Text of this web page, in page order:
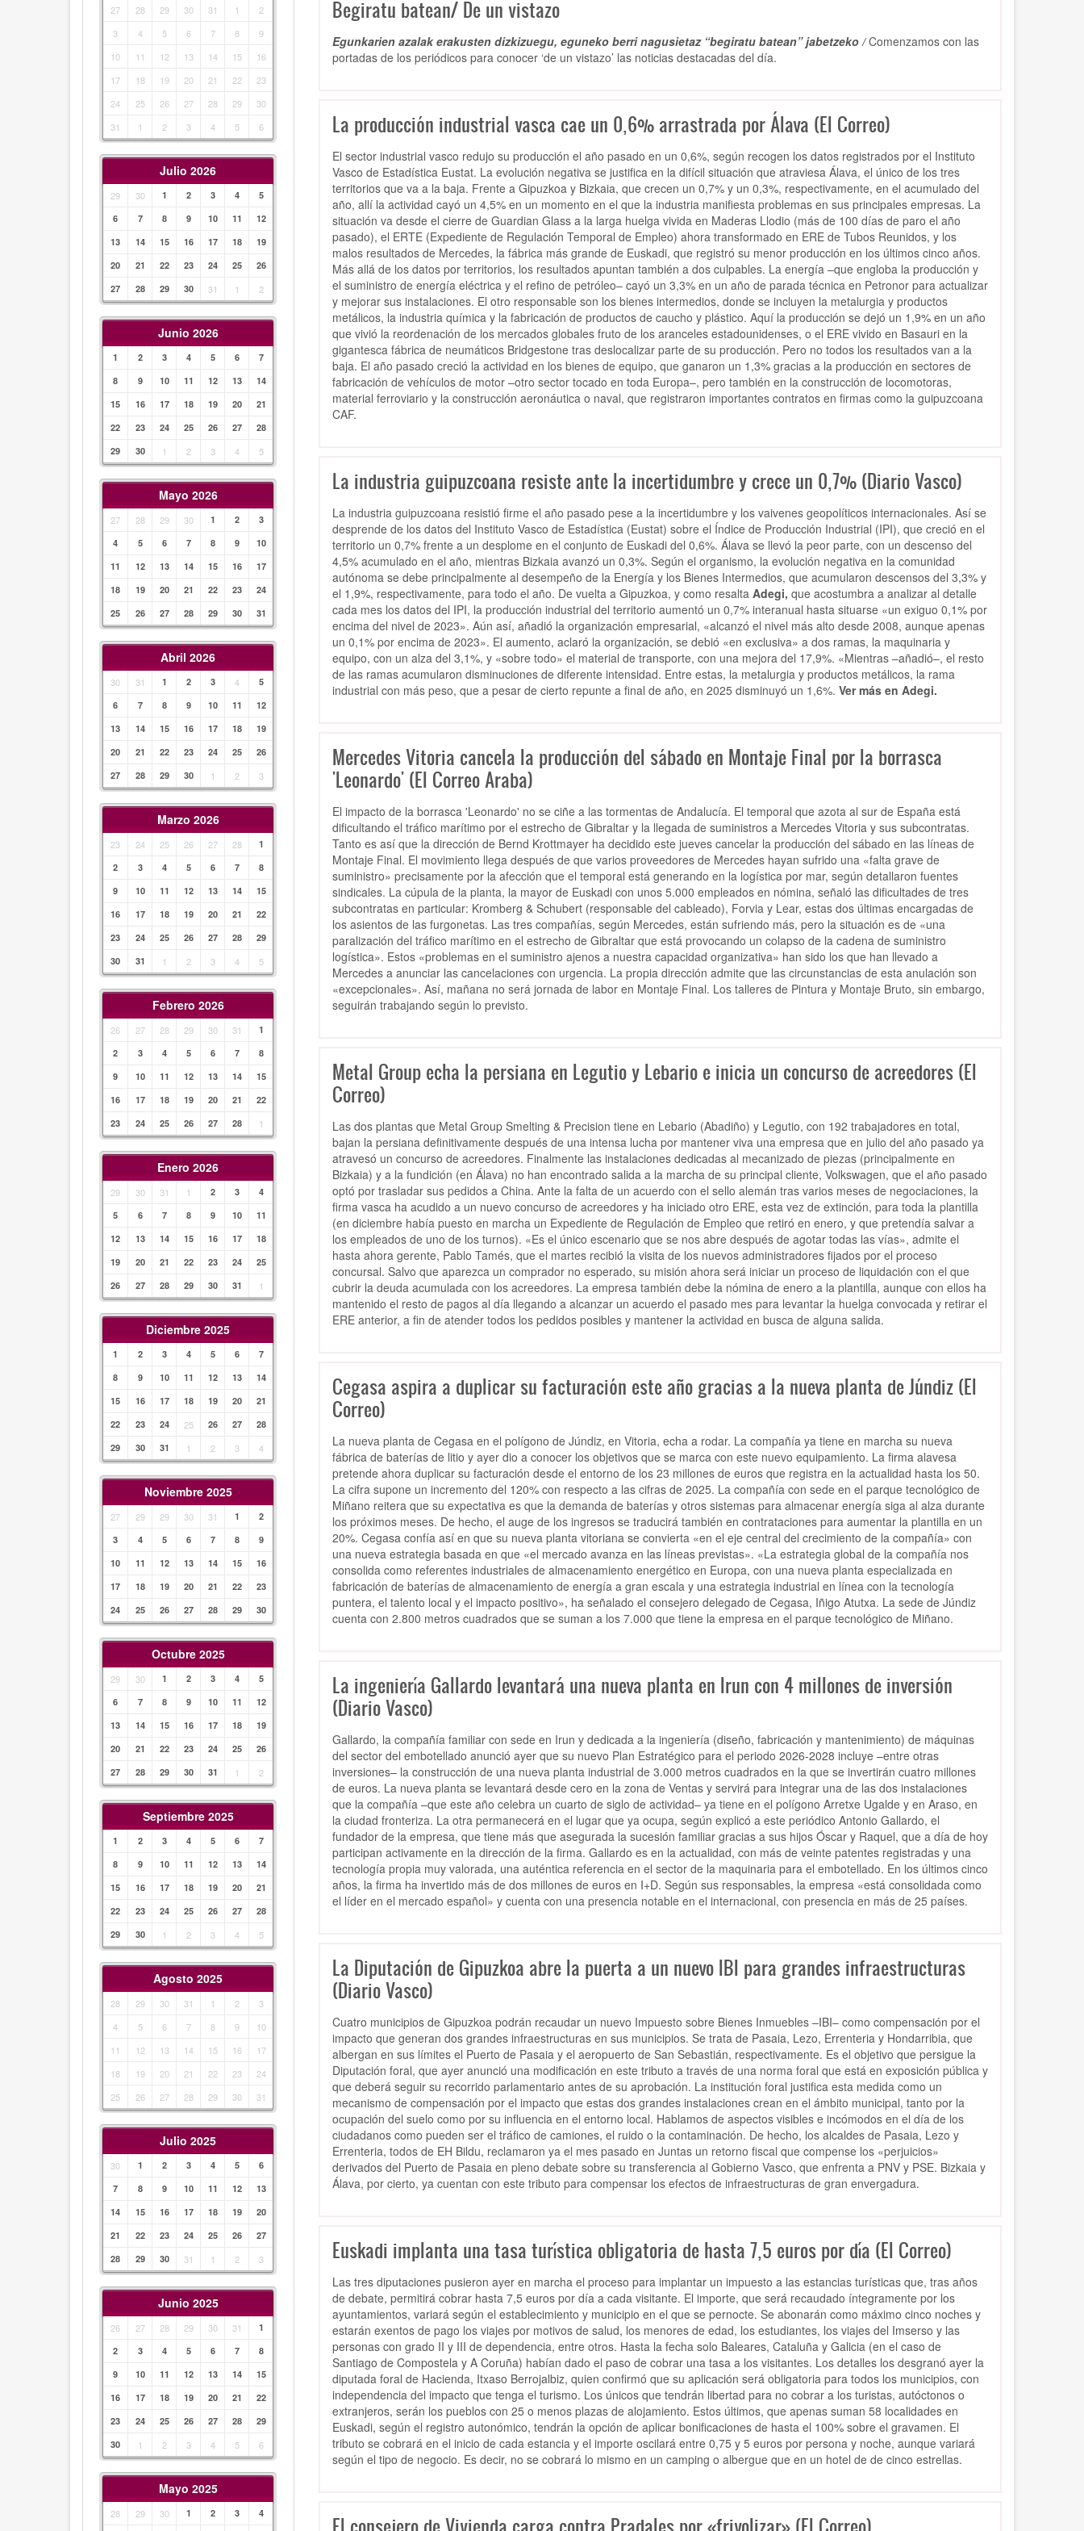
27 28 29 30 31 1
2
3
4 5 6 7 8
9
10
11 12 13 14 15
16
17
18 19 20 21 22
23
24
25 26 27 28 29
30
31
1 2 3 4 5 6
Julio 2026
29 30 1 2 3 4
5
6
7 8 9 10 11
12
13
14 15 16 17 18
19
20
21 22 23 24 25
26
27
28 29 30 31 1 2
Junio 2026
1 2 3 4 5 6
7
8
9 10 11 12 13
14
15
16 17 18 19 20
21
22
23 24 25 26 27
28
29
30 1 2 3 4 5
Mayo 2026
27 28 29 30 1 2
3
4
5 6 7 8 9
10
11
12 13 14 15 16
17
18
19 20 21 22 23
24
25
26 27 28 29 30 31
Abril 2026
30 31 1 2 3 4
5
6
7 8 9 10 11
12
13
14 15 16 17 18
19
20
21 22 23 24 25
26
27
28 29 30 1 2 3
Marzo 2026
23 24 25 26 27 28
1
2
3 4 5 6 7
8
9
10 11 12 13 14
15
16
17 18 19 20 21
22
23
24 25 26 27 28
29
30
31 1 2 3 4 5
Febrero 2026
26 27 28 29 30 31
1
2
3 4 5 6 7
8
9
10 11 12 13 14
15
16
17 18 19 20 21
22
23
24 25 26 27 28 1
Enero 2026
29 30 31 1 2 3
4
5
6 7 8 9 10
11
12
13 14 15 16 17
18
19
20 21 22 23 24
25
26
27 28 29 30 31 1
Diciembre 2025
1 2 3 4 5 6
7
8
9 10 11 12 13
14
15
16 17 18 19 20
21
22
23 24 25 26 27
28
29
30 31 1 2 3 4
Noviembre 2025
27 29 29 30 31 1
2
3
4 5 6 7 8
9
10
11 12 13 14 15
16
17
18 19 20 21 22
23
24
25 26 27 28 29 30
Octubre 2025
29 30 1 2 3 4
5
6
7 8 9 10 11
12
13
14 15 16 17 18
19
20
21 22 23 24 25
26
27
28 29 30 31 1 2
Septiembre 2025
1 2 3 4 5 6
7
8
9 10 11 12 13
14
15
16 17 18 19 20
21
22
23 24 25 26 27
28
29
30 1 2 3 4 5
Agosto 2025
28 29 30 31 1 2
3
4
5 6 7 8 9
10
11
12 13 14 15 16
17
18
19 20 21 22 23
24
25
26 27 28 29 30 31
Julio 2025
30 1 2 3 4 5
6
7
8 9 10 11 12
13
14
15 16 17 18 19
20
21
22 23 24 25 26
27
28
29 30 31 1 2 3
Junio 2025
26 27 28 29 30 31
1
2
3 4 5 6 7
8
9
10 11 12 13 14
15
16
17 18 19 20 21
22
23
24 25 26 27 28
29
30
1 2 3 4 5 6
Mayo 2025
28 29 30 1 2 3
4
Begiratu batean/ De un vistazo
Egunkarien azalak erakusten dizkizuegu, eguneko berri nagusietaz “begiratu batean” jabetzeko /Comenzamos con las
portadas de los periódicos para conocer ‘de un vistazo’ las noticias destacadas del día.
La producción industrial vasca cae un 0,6% arrastrada por Álava (El Correo)
El sector industrial vasco redujo su producción el año pasado en un 0,6%, según recogen los datos registrados por el Instituto
Vasco de Estadística Eustat. La evolución negativa se justifica en la difícil situación que atraviesa Álava, el único de los tres
territorios que va a la baja. Frente a Gipuzkoa y Bizkaia, que crecen un 0,7% y un 0,3%, respectivamente, en el acumulado del
año, allí la actividad cayó un 4,5% en un momento en el que la industria manifiesta problemas en sus principales empresas. La
situación va desde el cierre de Guardian Glass a la larga huelga vivida en Maderas Llodio (más de 100 días de paro el año
pasado), el ERTE (Expediente de Regulación Temporal de Empleo) ahora transformado en ERE de Tubos Reunidos, y los
malos resultados de Mercedes, la fábrica más grande de Euskadi, que registró su menor producción en los últimos cinco años.
Más allá de los datos por territorios, los resultados apuntan también a dos culpables. La energía –que engloba la producción y
el suministro de energía eléctrica y el refino de petróleo– cayó un 3,3% en un año de parada técnica en Petronor para actualizar
y mejorar sus instalaciones. El otro responsable son los bienes intermedios, donde se incluyen la metalurgia y productos
metálicos, la industria química y la fabricación de productos de caucho y plástico. Aquí la producción se dejó un 1,9% en un año
que vivió la reordenación de los mercados globales fruto de los aranceles estadounidenses, o el ERE vivido en Basauri en la
gigantesca fábrica de neumáticos Bridgestone tras deslocalizar parte de su producción. Pero no todos los resultados van a la
baja. El año pasado creció la actividad en los bienes de equipo, que ganaron un 1,3% gracias a la producción en sectores de
fabricación de vehículos de motor –otro sector tocado en toda Europa–, pero también en la construcción de locomotoras,
material ferroviario y la construcción aeronáutica o naval, que registraron importantes contratos en firmas como la guipuzcoana
CAF.
La industria guipuzcoana resiste ante la incertidumbre y crece un 0,7% (Diario Vasco)
La industria guipuzcoana resistió firme el año pasado pese a la incertidumbre y los vaivenes geopolíticos internacionales. Así se
desprende de los datos del Instituto Vasco de Estadística (Eustat) sobre el Índice de Producción Industrial (IPI), que creció en el
territorio un 0,7% frente a un desplome en el conjunto de Euskadi del 0,6%. Álava se llevó la peor parte, con un descenso del
4,5% acumulado en el año, mientras Bizkaia avanzó un 0,3%. Según el organismo, la evolución negativa en la comunidad
autónoma se debe principalmente al desempeño de la Energía y los Bienes Intermedios, que acumularon descensos del 3,3% y
el 1,9%, respectivamente, para todo el año. De vuelta a Gipuzkoa, y como resalta Adegi, que acostumbra a analizar al detalle
cada mes los datos del IPI, la producción industrial del territorio aumentó un 0,7% interanual hasta situarse «un exiguo 0,1% por
encima del nivel de 2023». Aún así, añadió la organización empresarial, «alcanzó el nivel más alto desde 2008, aunque apenas
un 0,1% por encima de 2023». El aumento, aclaró la organización, se debió «en exclusiva» a dos ramas, la maquinaria y
equipo, con un alza del 3,1%, y «sobre todo» el material de transporte, con una mejora del 17,9%. «Mientras –añadió–, el resto
de las ramas acumularon disminuciones de diferente intensidad. Entre estas, la metalurgia y productos metálicos, la rama
industrial con más peso, que a pesar de cierto repunte a final de año, en 2025 disminuyó un 1,6%. Ver más en Adegi.
Mercedes Vitoria cancela la producción del sábado en Montaje Final por la borrasca
'Leonardo' (El Correo Araba)
El impacto de la borrasca 'Leonardo' no se ciñe a las tormentas de Andalucía. El temporal que azota al sur de España está
dificultando el tráfico marítimo por el estrecho de Gibraltar y la llegada de suministros a Mercedes Vitoria y sus subcontratas.
Tanto es así que la dirección de Bernd Krottmayer ha decidido este jueves cancelar la producción del sábado en las líneas de
Montaje Final. El movimiento llega después de que varios proveedores de Mercedes hayan sufrido una «falta grave de
suministro» precisamente por la afección que el temporal está generando en la logística por mar, según detallaron fuentes
sindicales. La cúpula de la planta, la mayor de Euskadi con unos 5.000 empleados en nómina, señaló las dificultades de tres
subcontratas en particular: Kromberg & Schubert (responsable del cableado), Forvia y Lear, estas dos últimas encargadas de
los asientos de las furgonetas. Las tres compañías, según Mercedes, están sufriendo más, pero la situación es de «una
paralización del tráfico marítimo en el estrecho de Gibraltar que está provocando un colapso de la cadena de suministro
logística». Estos «problemas en el suministro ajenos a nuestra capacidad organizativa» han sido los que han llevado a
Mercedes a anunciar las cancelaciones con urgencia. La propia dirección admite que las circunstancias de esta anulación son
«excepcionales». Así, mañana no será jornada de labor en Montaje Final. Los talleres de Pintura y Montaje Bruto, sin embargo,
seguirán trabajando según lo previsto.
Metal Group echa la persiana en Legutio y Lebario e inicia un concurso de acreedores (El
Correo)
Las dos plantas que Metal Group Smelting & Precision tiene en Lebario (Abadiño) y Legutio, con 192 trabajadores en total,
bajan la persiana definitivamente después de una intensa lucha por mantener viva una empresa que en julio del año pasado ya
atravesó un concurso de acreedores. Finalmente las instalaciones dedicadas al mecanizado de piezas (principalmente en
Bizkaia) y a la fundición (en Álava) no han encontrado salida a la marcha de su principal cliente, Volkswagen, que el año pasado
optó por trasladar sus pedidos a China. Ante la falta de un acuerdo con el sello alemán tras varios meses de negociaciones, la
firma vasca ha acudido a un nuevo concurso de acreedores y ha iniciado otro ERE, esta vez de extinción, para toda la plantilla
(en diciembre había puesto en marcha un Expediente de Regulación de Empleo que retiró en enero, y que pretendía salvar a
los empleados de uno de los turnos). «Es el único escenario que se nos abre después de agotar todas las vías», admite el
hasta ahora gerente, Pablo Tamés, que el martes recibió la visita de los nuevos administradores fijados por el proceso
concursal. Salvo que aparezca un comprador no esperado, su misión ahora será iniciar un proceso de liquidación con el que
cubrir la deuda acumulada con los acreedores. La empresa también debe la nómina de enero a la plantilla, aunque con ellos ha
mantenido el resto de pagos al día llegando a alcanzar un acuerdo el pasado mes para levantar la huelga convocada y retirar el
ERE anterior, a fin de atender todos los pedidos posibles y mantener la actividad en busca de alguna salida.
Cegasa aspira a duplicar su facturación este año gracias a la nueva planta de Júndiz (El
Correo)
La nueva planta de Cegasa en el polígono de Júndiz, en Vitoria, echa a rodar. La compañía ya tiene en marcha su nueva
fábrica de baterías de litio y ayer dio a conocer los objetivos que se marca con este nuevo equipamiento. La firma alavesa
pretende ahora duplicar su facturación desde el entorno de los 23 millones de euros que registra en la actualidad hasta los 50.
La cifra supone un incremento del 120% con respecto a las cifras de 2025. La compañía con sede en el parque tecnológico de
Miñano reitera que su expectativa es que la demanda de baterías y otros sistemas para almacenar energía siga al alza durante
los próximos meses. De hecho, el auge de los ingresos se traducirá también en contrataciones para aumentar la plantilla en un
20%. Cegasa confía así en que su nueva planta vitoriana se convierta «en el eje central del crecimiento de la compañía» con
una nueva estrategia basada en que «el mercado avanza en las líneas previstas». «La estrategia global de la compañía nos
consolida como referentes industriales de almacenamiento energético en Europa, con una nueva planta especializada en
fabricación de baterías de almacenamiento de energía a gran escala y una estrategia industrial en línea con la tecnología
puntera, el talento local y el impacto positivo», ha señalado el consejero delegado de Cegasa, Iñigo Atutxa. La sede de Júndiz
cuenta con 2.800 metros cuadrados que se suman a los 7.000 que tiene la empresa en el parque tecnológico de Miñano.
La ingeniería Gallardo levantará una nueva planta en Irun con 4 millones de inversión
(Diario Vasco)
Gallardo, la compañía familiar con sede en Irun y dedicada a la ingeniería (diseño, fabricación y mantenimiento) de máquinas
del sector del embotellado anunció ayer que su nuevo Plan Estratégico para el periodo 2026-2028 incluye –entre otras
inversiones– la construcción de una nueva planta industrial de 3.000 metros cuadrados en la que se invertirán cuatro millones
de euros. La nueva planta se levantará desde cero en la zona de Ventas y servirá para integrar una de las dos instalaciones
que la compañía –que este año celebra un cuarto de siglo de actividad– ya tiene en el polígono Arretxe Ugalde y en Araso, en
la ciudad fronteriza. La otra permanecerá en el lugar que ya ocupa, según explicó a este periódico Antonio Gallardo, el
fundador de la empresa, que tiene más que asegurada la sucesión familiar gracias a sus hijos Óscar y Raquel, que a día de hoy
participan activamente en la dirección de la firma. Gallardo es en la actualidad, con más de veinte patentes registradas y una
tecnología propia muy valorada, una auténtica referencia en el sector de la maquinaria para el embotellado. En los últimos cinco
años, la firma ha invertido más de dos millones de euros en I+D. Según sus responsables, la empresa «está consolidada como
el líder en el mercado español» y cuenta con una presencia notable en el internacional, con presencia en más de 25 países.
La Diputación de Gipuzkoa abre la puerta a un nuevo IBI para grandes infraestructuras
(Diario Vasco)
Cuatro municipios de Gipuzkoa podrán recaudar un nuevo Impuesto sobre Bienes Inmuebles –IBI– como compensación por el
impacto que generan dos grandes infraestructuras en sus municipios. Se trata de Pasaia, Lezo, Errenteria y Hondarribia, que
albergan en sus límites el Puerto de Pasaia y el aeropuerto de San Sebastián, respectivamente. Es el objetivo que persigue la
Diputación foral, que ayer anunció una modificación en este tributo a través de una norma foral que está en exposición pública y
que deberá seguir su recorrido parlamentario antes de su aprobación. La institución foral justifica esta medida como un
mecanismo de compensación por el impacto que estas dos grandes instalaciones crean en el ámbito municipal, tanto por la
ocupación del suelo como por su influencia en el entorno local. Hablamos de aspectos visibles e incómodos en el día de los
ciudadanos como pueden ser el tráfico de camiones, el ruido o la contaminación. De hecho, los alcaldes de Pasaia, Lezo y
Errenteria, todos de EH Bildu, reclamaron ya el mes pasado en Juntas un retorno fiscal que compense los «perjuicios»
derivados del Puerto de Pasaia en pleno debate sobre su transferencia al Gobierno Vasco, que enfrenta a PNV y PSE. Bizkaia y
Álava, por cierto, ya cuentan con este tributo para compensar los efectos de infraestructuras de gran envergadura.
Euskadi implanta una tasa turística obligatoria de hasta 7,5 euros por día (El Correo)
Las tres diputaciones pusieron ayer en marcha el proceso para implantar un impuesto a las estancias turísticas que, tras años
de debate, permitirá cobrar hasta 7,5 euros por día a cada visitante. El importe, que será recaudado íntegramente por los
ayuntamientos, variará según el establecimiento y municipio en el que se pernocte. Se abonarán como máximo cinco noches y
estarán exentos de pago los viajes por motivos de salud, los menores de edad, los estudiantes, los viajes del Imserso y las
personas con grado II y III de dependencia, entre otros. Hasta la fecha solo Baleares, Cataluña y Galicia (en el caso de
Santiago de Compostela y A Coruña) habían dado el paso de cobrar una tasa a los visitantes. Los detalles los desgranó ayer la
diputada foral de Hacienda, Itxaso Berrojalbiz, quien confirmó que su aplicación será obligatoria para todos los municipios, con
independencia del impacto que tenga el turismo. Los únicos que tendrán libertad para no cobrar a los turistas, autóctonos o
extranjeros, serán los pueblos con 25 o menos plazas de alojamiento. Estos últimos, que apenas suman 58 localidades en
Euskadi, según el registro autonómico, tendrán la opción de aplicar bonificaciones de hasta el 100% sobre el gravamen. El
tributo se cobrará en el inicio de cada estancia y el importe oscilará entre 0,75 y 5 euros por persona y noche, aunque variará
según el tipo de negocio. Es decir, no se cobrará lo mismo en un camping o albergue que en un hotel de de cinco estrellas.